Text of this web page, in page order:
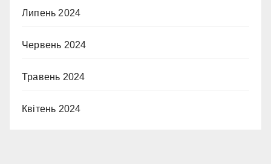
Липень 2024
Червень 2024
Травень 2024
Квітень 2024